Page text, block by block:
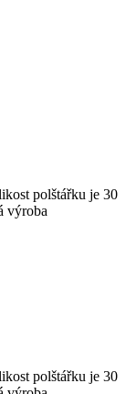
polštářku je 30
výroba
polštářku je 30